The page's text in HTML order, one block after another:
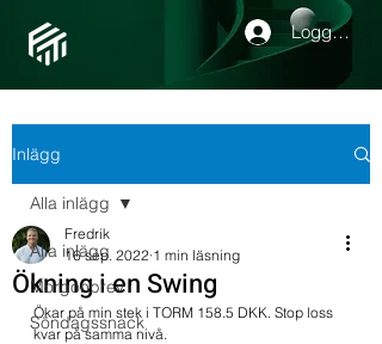
Logga in
Inlägg
Alla inlägg
Morgonbrev
Söndagssnack
Alla inlägg
Ökning i en Swing
Fredrik
16 sep. 2022 1 min läsning
Ökar på min stek i TORM 158.5 DKK. Stop loss
kvar på samma nivå.